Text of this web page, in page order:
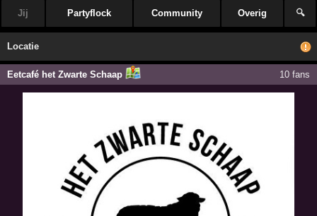
Jij Partyflock Community Overig 🔍
Locatie
Eetcafé het Zwarte Schaap 10 fans